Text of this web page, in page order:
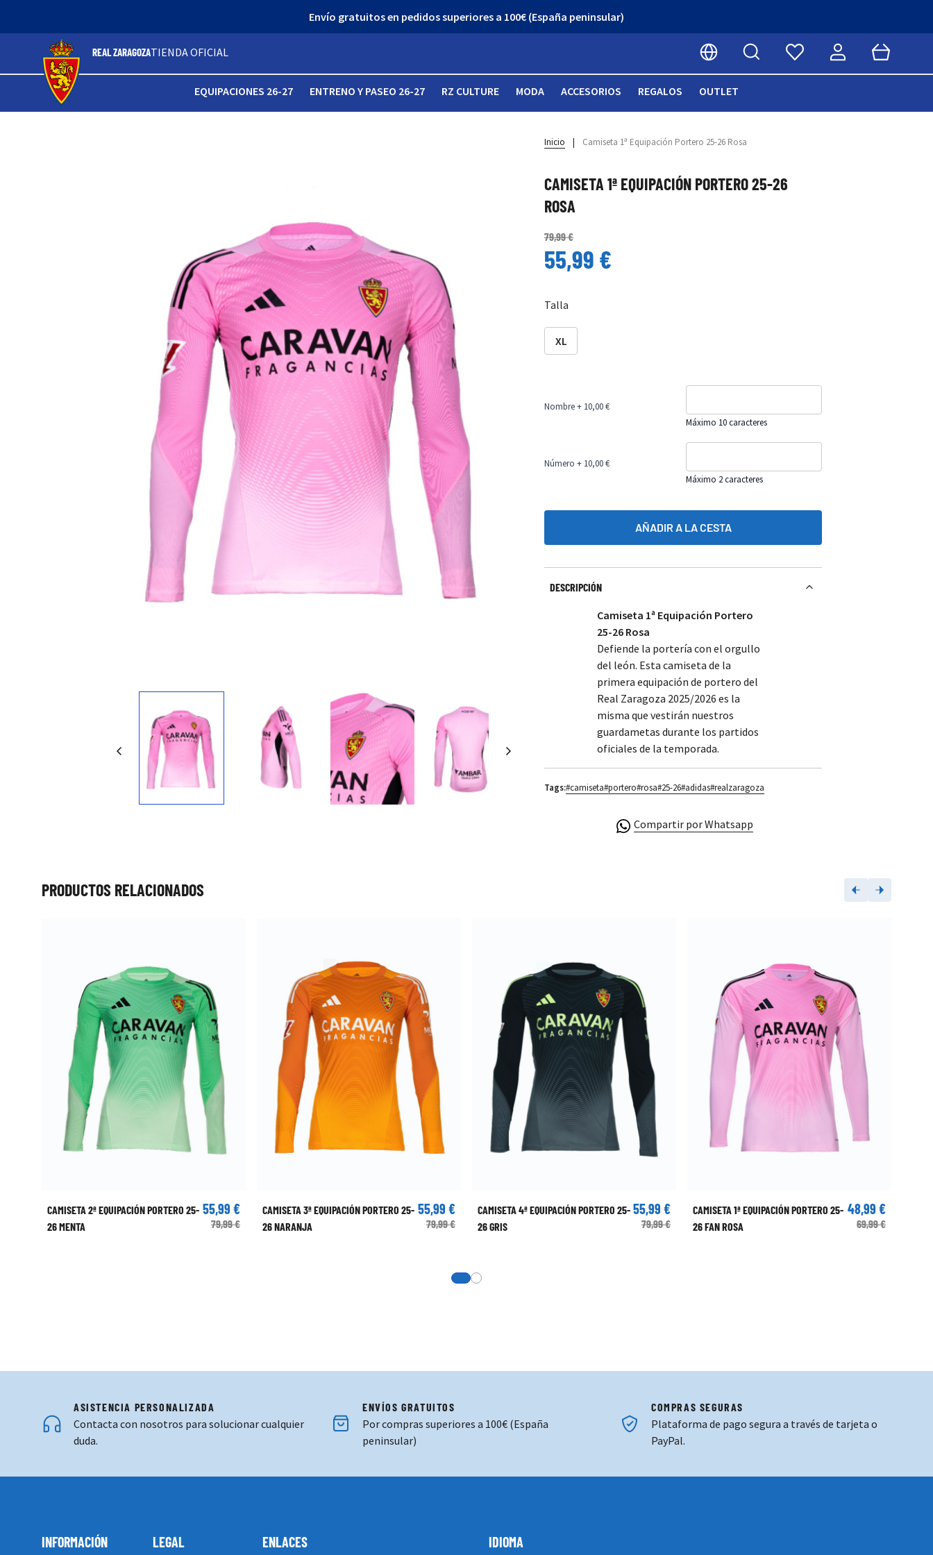
¡Descubre nuestro Outlet con grandes descuentos!
REAL ZARAGOZATIENDA OFICIAL
Buscar Cart
EQUIPACIONES 26-27 ENTRENO Y PASEO 26-27 RZ CULTURE MODA ACCESORIOS REGALOS OUTLET
Inicio | Camiseta 1ª Equipación Portero 25-26 Rosa
CAMISETA 1ª EQUIPACIÓN PORTERO 25-26
ROSA
79,99 €
55,99 €
Talla
XL
Nombre+ 10,00 €
Máximo 10 caracteres
Número + 10,00 €
Máximo 2 caracteres
AÑADIR A LA CESTA
DESCRIPCIÓN
Camiseta 1ª Equipación Portero
25-26 Rosa
Defiende la portería con el orgullo
del león. Esta camiseta de la
primera equipación de portero del
Real Zaragoza 2025/2026 es la
misma que vestirán nuestros
guardametas durante los partidos
oficiales de la temporada.
Tags:#camiseta#portero#rosa#25-26#adidas#realzaragoza
Compartir por Whatsapp
Press to skip carousel
PRODUCTOS RELACIONADOS
CAMISETA 2ª EQUIPACIÓN PORTERO 25-
26 MENTA
55,99 €
79,99 €
CAMISETA 3ª EQUIPACIÓN PORTERO 25-
26 NARANJA
55,99 €
79,99 €
CAMISETA 4ª EQUIPACIÓN PORTERO 25-
26 GRIS
55,99 €
79,99 €
CAMISETA 1ª EQUIPACIÓN PORTERO 25-
26 FAN ROSA
48,99 €
69,99 €
View more about Camiseta 2ª Equipación Portero 25-26 Menta
View more about Camiseta 3ª Equipación Portero 25-26 Fan Naranja
ASISTENCIA PERSONALIZADA
Contacta con nosotros para solucionar cualquier
duda.
ENVÍOS GRATUITOS
Por compras superiores a 100€ (España
peninsular)
COMPRAS SEGURAS
Plataforma de pago segura a través de tarjeta o
PayPal.
INFORMACIÓN LEGAL ENLACES IDIOMA